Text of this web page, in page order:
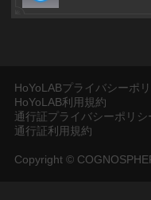
HoYoLABプライバシーポ
HoYoLAB利用規約
通行証プライバシーポリシ
通行証利用規約
Copyright ©